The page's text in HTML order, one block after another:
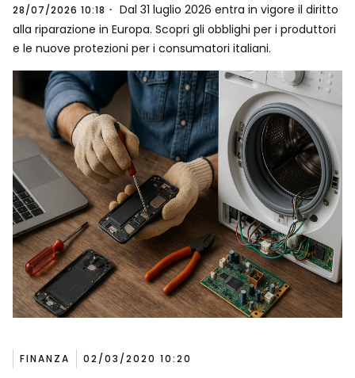
28/07/2026 10:18
Dal 31 luglio 2026 entra in vigore il diritto
alla riparazione in Europa. Scopri gli obblighi per i produttori
e le nuove protezioni per i consumatori italiani.
FINANZA 02/03/2020 10:20